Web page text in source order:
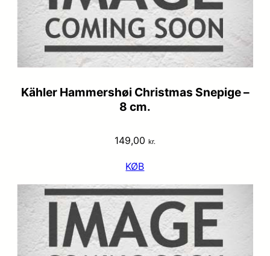
Kähler Hammershøi Christmas Snepige –
8 cm.
149,00 kr.
KØB